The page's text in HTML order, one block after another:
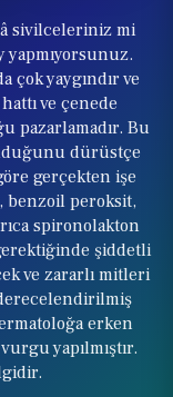
sivilceleriniz mi
yapmıyorsunuz.
çok yaygındır ve
ve çenede
pazarlamadır. Bu
dürüstçe
gerçekten işe
benzoil peroksit,
spironolakton
şiddetli
ve zararlı mitleri
erken
yapılmıştır.